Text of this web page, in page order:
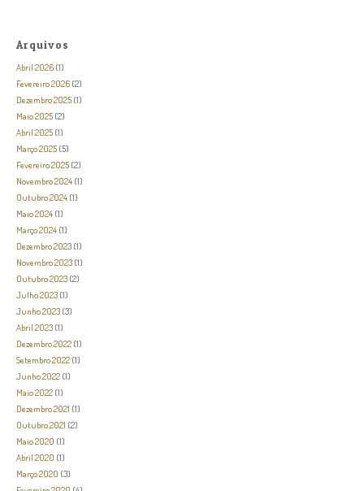
Arquivos
Abril 2026 (1)
Fevereiro 2026 (2)
Dezembro 2025 (1)
Maio 2025 (2)
Abril 2025 (1)
Março 2025 (5)
Fevereiro 2025 (2)
Novembro 2024 (1)
Outubro 2024 (1)
Maio 2024 (1)
Março 2024 (1)
Dezembro 2023 (1)
Novembro 2023 (1)
Outubro 2023 (2)
Julho 2023 (1)
Junho 2023 (3)
Abril 2023 (1)
Dezembro 2022 (1)
Setembro 2022 (1)
Junho 2022 (1)
Maio 2022 (1)
Dezembro 2021 (1)
Outubro 2021 (2)
Maio 2020 (1)
Abril 2020 (1)
Março 2020 (3)